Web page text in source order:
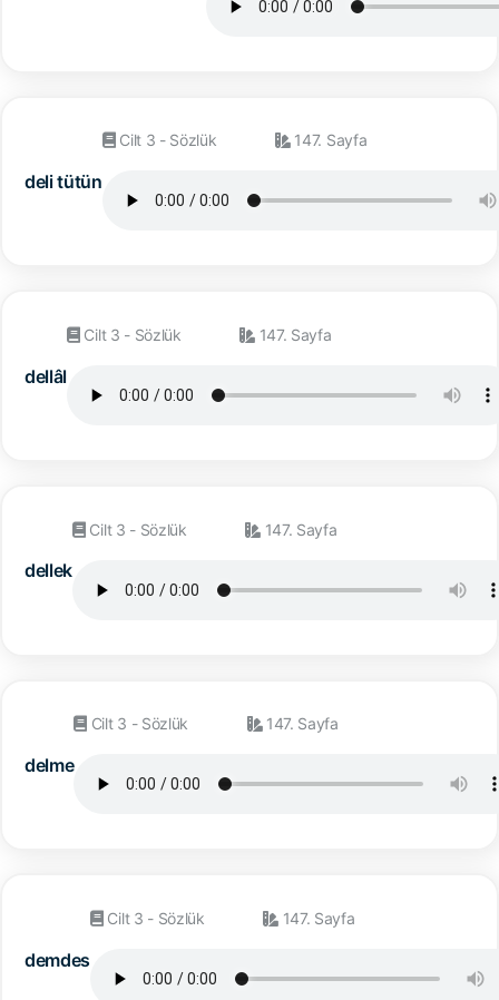
deli tütün
Cilt 3 - Sözlük 147. Sayfa
dellâl
Cilt 3 - Sözlük 147. Sayfa
dellek
Cilt 3 - Sözlük 147. Sayfa
delme
Cilt 3 - Sözlük 147. Sayfa
demdes
Cilt 3 - Sözlük 147. Sayfa